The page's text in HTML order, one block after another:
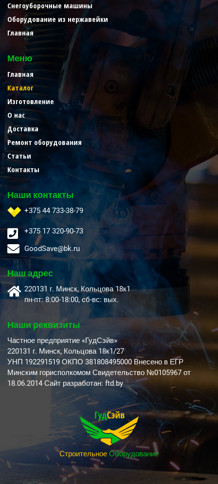
Снегоуборочные машины
Оборудование из нержавейки
Главная
Меню
Главная
Каталог
Изготовление
О нас
Доставка
Ремонт оборудования
Статьи
Контакты
Наши контакты
+375 44 733-38-79
+375 17 320-90-73
GoodSave@bk.ru
Наш адрес
220131 г. Минск, Кольцова 18к1
пн-пт: 8:00-18:00, cб-вс: вых.
Наши реквизиты
Частное предприятие «ГудСэйв»
220131 г. Минск, Кольцова 18к1/27
УНП 192291519 ОКПО 381808495000 Внесено в ЕГР
Минским горисполкомом Свидетельство №0105967 от
18.06.2014 Сайт разработан: ftd.by
Строительное Оборудование